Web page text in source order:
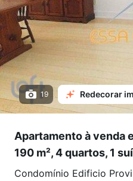
19 Redecorar
Apartamento à venda
190 m², 4 quartos, 1
Condomínio Edificio